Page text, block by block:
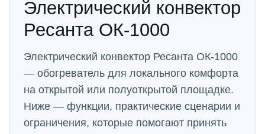
Электрический конвектор
Ресанта ОК-1000
Электрический конвектор Ресанта ОК-1000
— обогреватель для локального комфорта
на открытой или полуоткрытой площадке.
Ниже — функции, практические сценарии и
ограничения, которые помогают принять